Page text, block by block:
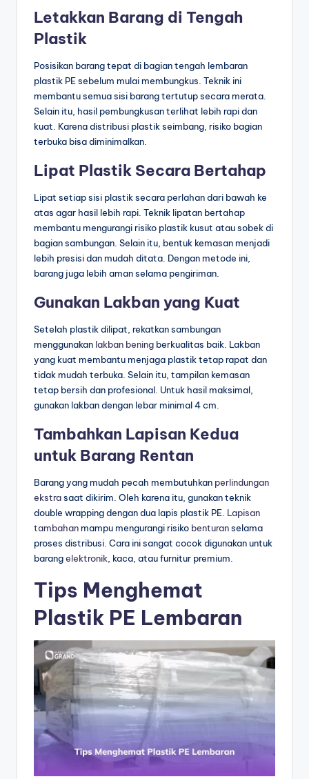
Letakkan Barang di Tengah
Plastik
Posisikan barang tepat di bagian tengah lembaran
plastik PE sebelum mulai membungkus. Teknik ini
membantu semua sisi barang tertutup secara merata.
Selain itu, hasil pembungkusan terlihat lebih rapi dan
kuat. Karena distribusi plastik seimbang, risiko bagian
terbuka bisa diminimalkan.
Lipat Plastik Secara Bertahap
Lipat setiap sisi plastik secara perlahan dari bawah ke
atas agar hasil lebih rapi. Teknik lipatan bertahap
membantu mengurangi risiko plastik kusut atau sobek di
bagian sambungan. Selain itu, bentuk kemasan menjadi
lebih presisi dan mudah ditata. Dengan metode ini,
barang juga lebih aman selama pengiriman.
Gunakan Lakban yang Kuat
Setelah plastik dilipat, rekatkan sambungan
menggunakan lakban bening berkualitas baik. Lakban
yang kuat membantu menjaga plastik tetap rapat dan
tidak mudah terbuka. Selain itu, tampilan kemasan
tetap bersih dan profesional. Untuk hasil maksimal,
gunakan lakban dengan lebar minimal 4 cm.
Tambahkan Lapisan Kedua
untuk Barang Rentan
Barang yang mudah pecah membutuhkan perlindungan
ekstrasaat dikirim. Oleh karena itu, gunakan teknik
double wrapping dengan dua lapis plastik PE. Lapisan
tambahanmampu mengurangi risiko benturanselama
proses distribusi. Cara ini sangat cocok digunakan untuk
barangelektronik , kaca, atau furnitur premium.
Tips Menghemat
Plastik PE Lembaran